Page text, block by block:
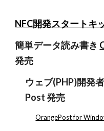
NFC開発スタートキ
簡単データ読み書き
発売
ウェブ(PHP)開発
Post 発売
OrangePost for